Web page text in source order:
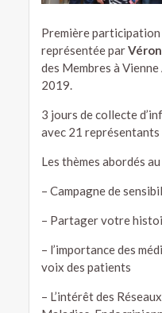
Première participation
représentée par
des Membres à
2019.
3 jours de collecte
avec 21 représentants
Les thèmes abordés
– Campagne de
– Partager votre
– l’importance des
voix des patients
– L’intérêt des